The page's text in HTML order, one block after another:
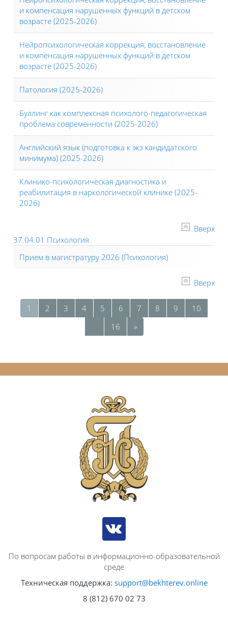
и компенсация нарушенных функций в детском
возрасте (2025-2026)
Нейропсихологическая коррекция, восстановление
и компенсация нарушенных функций в детском
возрасте (2025-2026)
Патология (2025-2026)
Буллинг как комплексная психолого-педагогическая
проблема современности (2025-2026)
Английский язык (подготовка к экз кандидатского
минимума) (2025-2026)
Клинико-психологическая диагностика и
реабилитация в наркологической клинике (2025-
2026)
Вверх
37.04.01 Психология
Прием в магистратуру 2026 (Психология)
Вверх
1 Страница 1
2 Страница 2
3 Страница 3
4Страница 4
5 Страница 5
6 Страница 6
7 Страница 7
8 Страница 8
9 Страница 9
10
16 Страница 16
»Следующая страница
По вопросам работы в информационно-образовательной
среде
Техническая поддержка: support@bekhterev.online
8 (812) 670 02 73